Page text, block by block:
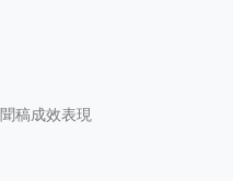
稿成效表現